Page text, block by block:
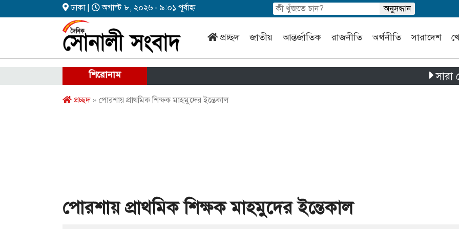
ঢাকা | অগাস্ট ৮, ২০২৬ - ৯:০১ পূর্বাহ্ন
প্রচ্ছদ জাতীয় আন্তর্জাতিক রাজনীতি অর্থনীতি সারাদেশ
শিরোনাম সারা দেশে
প্রচ্ছদ» পোরশায় প্রাথমিক শিক্ষক মাহমুদের ইন্তেকাল
পোরশায় প্রাথমিক শিক্ষক মাহমুদের ইন্তেকাল